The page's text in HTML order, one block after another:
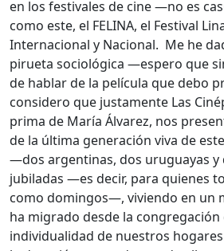
en los festivales de cine —no es
como este, el FELINA, el Festival
Internacional y Nacional. Me he
pirueta sociológica —espero que
de hablar de la película que debo
considero que justamente Las
prima de María Álvarez, nos
de la última generación viva de
—dos argentinas, dos uruguayas y
jubiladas —es decir, para quienes
como domingos—, viviendo en un
ha migrado desde la congregación
individualidad de nuestros